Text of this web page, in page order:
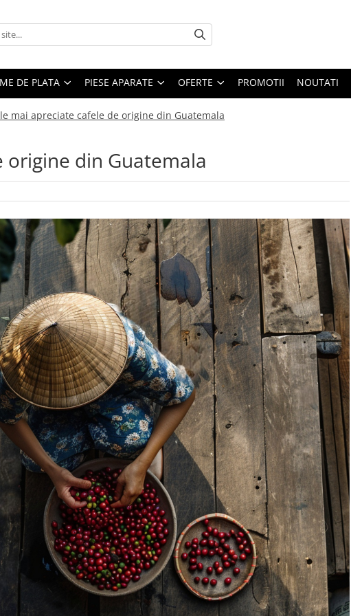
DE PLATA PIESE APARATE OFERTE PROMOTII NOUTATI
mai apreciate cafele de origine din Guatemala
origine din Guatemala